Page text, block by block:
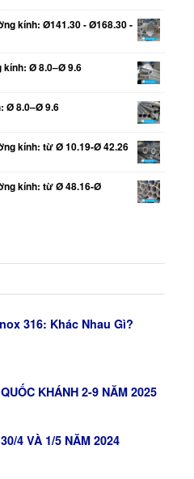
kính: Ø141.30 - Ø168.30 -
kính: Ø 8.0–Ø 9.6
Ø 8.0–Ø 9.6
kính: từ Ø 10.19-Ø 42.26
kính: từ Ø 48.16-Ø
316: Khác Nhau Gì?
KHÁNH 2-9 NĂM 2025
4 VÀ 1/5 NĂM 2024